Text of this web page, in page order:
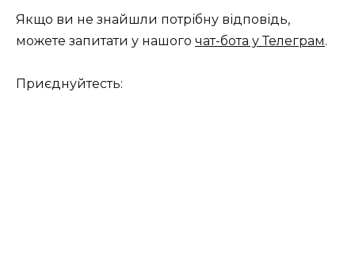
Якщо ви не знайшли потрібну відповідь,
можете запитати у нашого чат-бота у Телеграм.
Приєднуйтесть: